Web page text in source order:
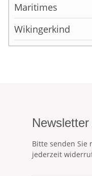
Maritimes
Wikingerkind
Bitte senden
jederzeit